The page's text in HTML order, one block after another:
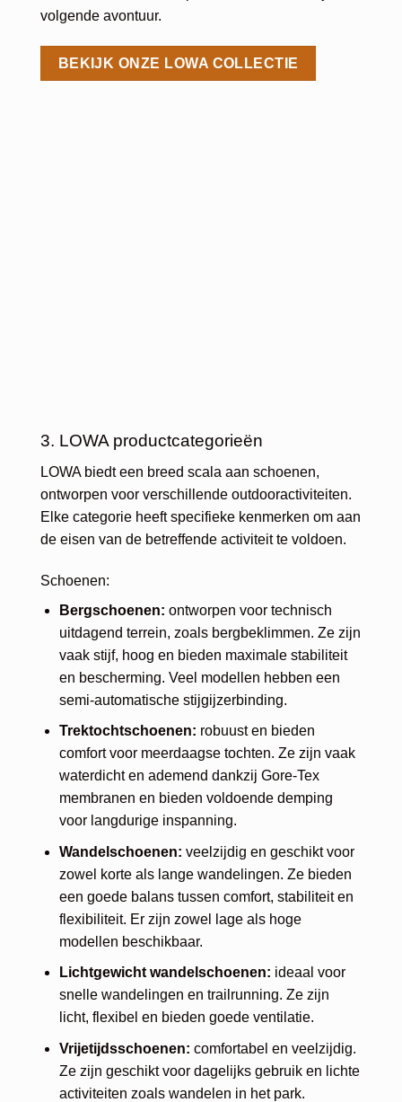
volgende avontuur.
BEKIJK ONZE LOWA COLLECTIE
3. LOWA productcategorieën
LOWA biedt een breed scala aan schoenen,
ontworpen voor verschillende outdooractiviteiten.
Elke categorie heeft specifieke kenmerken om aan
de eisen van de betreffende activiteit te voldoen.
Schoenen:
Bergschoenen: ontworpen voor technisch
uitdagend terrein, zoals bergbeklimmen. Ze zijn
vaak stijf, hoog en bieden maximale stabiliteit
en bescherming. Veel modellen hebben een
semi-automatische stijgijzerbinding.
Trektochtschoenen: robuust en bieden
comfort voor meerdaagse tochten. Ze zijn vaak
waterdicht en ademend dankzij Gore-Tex
membranen en bieden voldoende demping
voor langdurige inspanning.
Wandelschoenen: veelzijdig en geschikt voor
zowel korte als lange wandelingen. Ze bieden
een goede balans tussen comfort, stabiliteit en
flexibiliteit. Er zijn zowel lage als hoge
modellen beschikbaar.
Lichtgewicht wandelschoenen: ideaal voor
snelle wandelingen en trailrunning. Ze zijn
licht, flexibel en bieden goede ventilatie.
Vrijetijdsschoenen: comfortabel en veelzijdig.
Ze zijn geschikt voor dagelijks gebruik en lichte
activiteiten zoals wandelen in het park.